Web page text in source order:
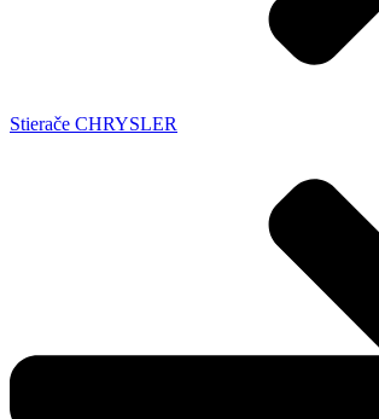
Stierače CHRYSLER